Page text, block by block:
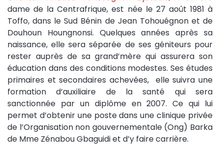
dame de la Centrafrique, est née le 27 août 1981 à
Toffo, dans le Sud Bénin de Jean Tohouégnon et de
Douhoun Houngnonsi. Quelques années après sa
naissance, elle sera séparée de ses géniteurs pour
rester auprès de sa grand’mère qui assurera son
éducation dans des conditions modestes. Ses études
primaires et secondaires achevées, elle suivra une
formation d’auxiliaire de la santé qui sera
sanctionnée par un diplôme en 2007. Ce qui lui
permet d’obtenir une poste dans une clinique privée
de l’Organisation non gouvernementale (Ong) Barka
de Mme Zénabou Gbaguidi et d’y faire carrière.